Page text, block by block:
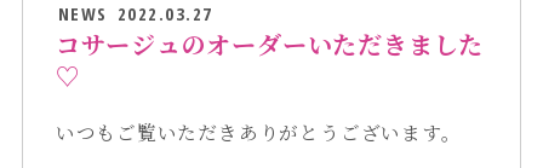
NEWS 2022.03.27
コサージュのオーダーいただきました
♡
いつもご覧いただきありがとうございます。